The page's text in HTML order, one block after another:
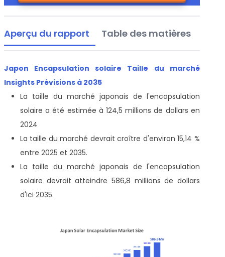
Aperçu du rapport Table des matières
Japon Encapsulation solaire Taille du marché
Insights Prévisions à 2035
La taille du marché japonais de l'encapsulation
solaire a été estimée à 124,5 millions de dollars en
2024
La taille du marché devrait croître d'environ 15,14 %
entre 2025 et 2035.
La taille du marché japonais de l'encapsulation
solaire devrait atteindre 586,8 millions de dollars
d'ici 2035.